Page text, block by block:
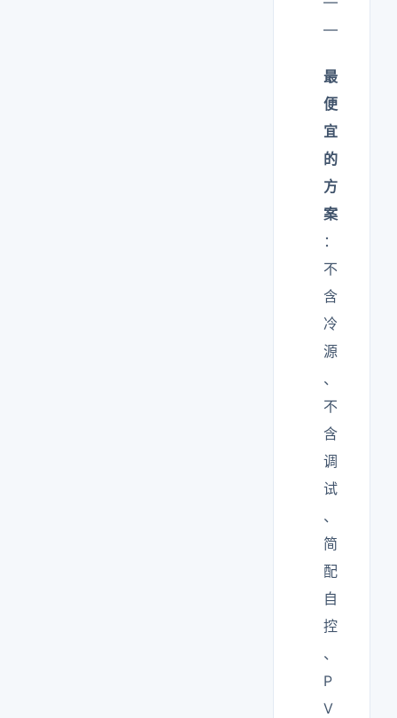
—
最
便
宜
的
方
案
：
不
含
冷
源
、
不
含
调
试
、
简
配
自
控
、
P
V